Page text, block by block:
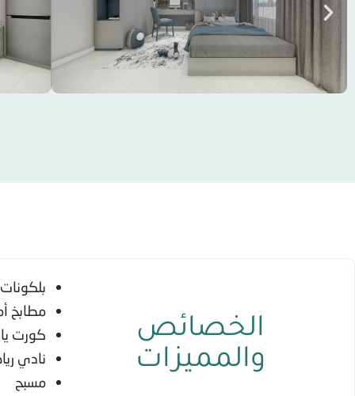
الخصائص
والمميزات
بلكونات
مطابخ
كورت
نادي
مسبح